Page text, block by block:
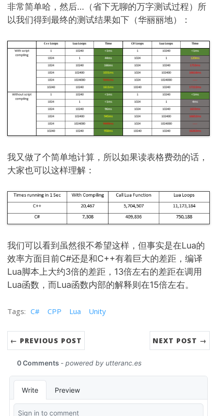
非常简单哈，然后…（省下无聊的万字测试过程）所
以我们得到最终的测试结果如下（华丽丽地）：
我又做了个简单地计算，所以如果读表格费劲的话，
大家也可以这样理解：
我们可以看到虽然很不希望这样，但事实是在Lua的
效率方面目前C#还是和C++有着巨大的差距，编译
Lua脚本上大约3倍的差距，13倍左右的差距在调用
Lua函数，而Lua函数内部的解释则在15倍左右。
Tags: C# CPP Lua Unity
← PREVIOUS POST NEXT POST →